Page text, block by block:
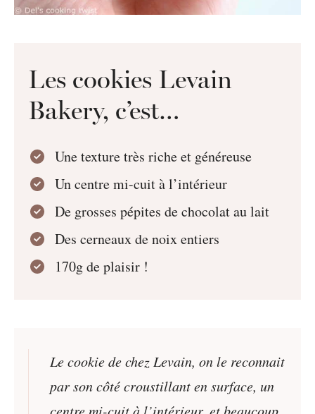
Les cookies Levain
Bakery, c’est…
Une texture très riche et généreuse
Un centre mi-cuit à l’intérieur
De grosses pépites de chocolat au lait
Des cerneaux de noix entiers
170g de plaisir !
Le cookie de chez Levain, on le reconnait
par son côté croustillant en surface, un